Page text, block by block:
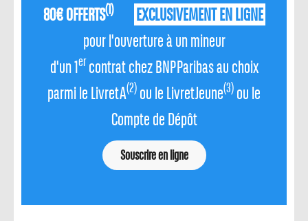
80 € OFFERTS(1)
EXCLUSIVEMENT EN LIGNE
pour l'ouverture à un mineur
d'un 1ercontrat chez BNP Paribas au choix
parmi le Livret A(2) ou le Livret Jeune(3) ou le
Compte de Dépôt
Souscrire en ligne